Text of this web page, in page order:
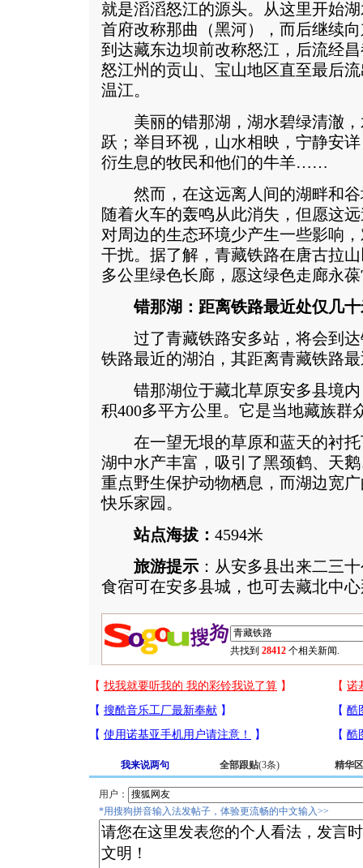
就是滔滔怒江的源头。从这里开始
首府改称那曲（黑河），而后继续
到达藏东边坝前改称怒江，后流经
怒江州的贡山、宝山地区直至最后
温江。
美丽的错那湖，湖水碧绿清澈，
跃；举目环视，山水相映，宁静安
衍生息的牧民和他们的牛羊……
然而，在这远离人间的湖畔和谷
随着火车的轰鸣从此消失，但愿这
对周边的生态环境少产生一些影响
干扰。据了解，青藏铁路在唐古拉
多公里绿色长廊，愿这绿色走廊永
错那湖：距离铁路最近处仅几
过了青藏铁路安多站，将会到达
铁路最近的湖泊，其距离青藏铁路
错那湖位于藏北草原安多县境内
积400多平方公里。它是当地藏族群
在一望无垠的草原和蓝天的衬托
湖中水产丰富，吸引了黑颈鹤、天
重点野生保护动物栖息，而湖边宽
快乐家园。
站点海拔： 4594米
旅游提示 ：从安多县出来二三
食宿可在安多县城，也可去藏北中
共找到 28412 个相关新闻.
我来说两句 全部跟贴(3条) 精华区
用户：
*用搜狗拼音输入法发帖子，体验更流畅的中文输入>>